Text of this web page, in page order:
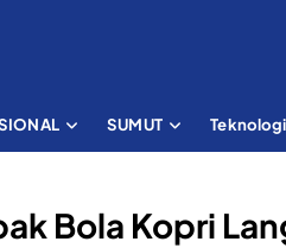
SUMUT Teknologi
Bola Kopri